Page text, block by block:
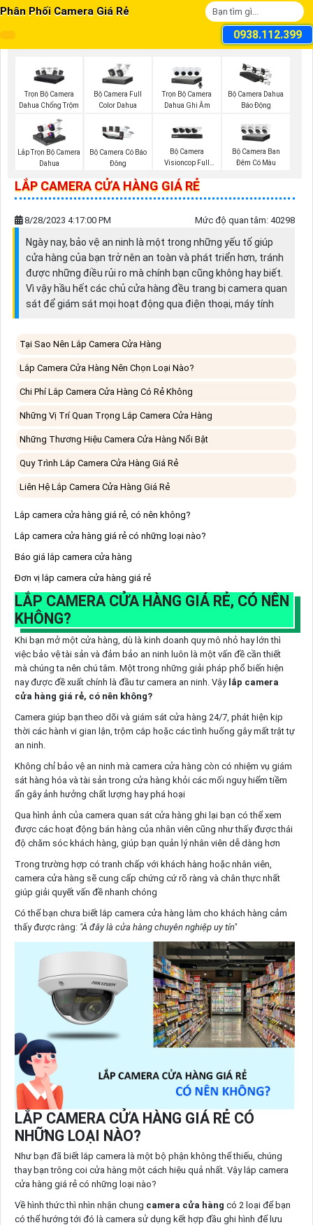
Phân Phối Camera Giá Rẻ
0938.112.399
Trọn Bộ Camera
Dahua Chống Trộm
Bộ Camera Full
Color Dahua
Trọn Bộ Camera
Dahua Ghi Âm
Bộ Camera Dahua
Báo Động
Lắp Trọn Bộ Camera
Dahua
Bộ Camera Có Báo
Đông
Bộ Camera
Visioncop Full
Bộ Camera Ban
Đêm Có Màu
LẮP CAMERA CỬA HÀNG GIÁ RẺ
8/28/2023 4:17:00 PM Mức độ quan tâm: 40298
Ngày nay, bảo vệ an ninh là một trong những yếu tố giúp
cửa hàng của bạn trở nên an toàn và phát triển hơn, tránh
được những điều rủi ro mà chính bạn cũng không hay biết.
Vì vậy hầu hết các chủ cửa hàng đều trang bị camera quan
sát để giám sát mọi hoạt động qua điện thoại, máy tính
Tại Sao Nên Lắp Camera Cửa Hàng
Lắp Camera Cửa Hàng Nên Chọn Loại Nào?
Chi Phí Lắp Camera Cửa Hàng Có Rẻ Không
Những Vị Trí Quan Trọng Lắp Camera Cửa Hàng
Những Thương Hiệu Camera Cửa Hàng Nổi Bật
Quy Trình Lắp Camera Cửa Hàng Giá Rẻ
Liên Hệ Lắp Camera Cửa Hàng Giá Rẻ
Lắp camera cửa hàng giá rẻ, có nên không?
Lắp camera cửa hàng giá rẻ có những loại nào?
Báo giá lắp camera cửa hàng
Đơn vị lắp camera cửa hàng giá rẻ
LẮP CAMERA CỬA HÀNG GIÁ RẺ, CÓ NÊN
KHÔNG?
Khi bạn mở một cửa hàng, dù là kinh doanh quy mô nhỏ hay lớn thì
việc bảo vệ tài sản và đảm bảo an ninh luôn là một vấn đề cần thiết
mà chúng ta nên chú tâm. Một trong những giải pháp phổ biến hiện
nay được đề xuất chính là đầu tư camera an ninh. Vậy lắp camera
cửa hàng giá rẻ, có nên không?
Camera giúp bạn theo dõi và giám sát cửa hàng 24/7, phát hiện kịp
thời các hành vi gian lận, trộm cắp hoặc các tình huống gây mất trật tự
an ninh.
Không chỉ bảo vệ an ninh mà camera cửa hàng còn có nhiệm vụ giám
sát hàng hóa và tài sản trong cửa hàng khỏi các mối nguy hiểm tiềm
ẩn gây ảnh hưởng chất lượng hay phá hoại
Qua hình ảnh của camera quan sát cửa hàng ghi lại bạn có thể xem
được các hoạt động bán hàng của nhân viên cũng như thấy được thái
độ chăm sóc khách hàng, giúp bạn quản lý nhân viên dễ dàng hơn
Trong trường hợp có tranh chấp với khách hàng hoặc nhân viên,
camera cửa hàng sẽ cung cấp chứng cứ rõ ràng và chân thực nhất
giúp giải quyết vấn đề nhanh chóng
Có thể bạn chưa biết lắp camera cửa hàng làm cho khách hàng cảm
thấy được rằng: "À đây là cửa hàng chuyên nghiệp uy tín"
LẮP CAMERA CỬA HÀNG GIÁ RẺ CÓ
NHỮNG LOẠI NÀO?
Như bạn đã biết lắp camera là một bộ phận không thể thiếu, chúng
thay bạn trông coi cửa hàng một cách hiệu quả nhất. Vậy lắp camera
cửa hàng giá rẻ có những loại nào?
Về hình thức thì nhìn nhận chung camera cửa hàng có 2 loại để bạn
có thể hướng tới đó là camera sử dụng kết hợp đầu ghi hình để lưu